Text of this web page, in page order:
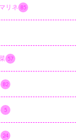
リネ 85
57
82
5
24